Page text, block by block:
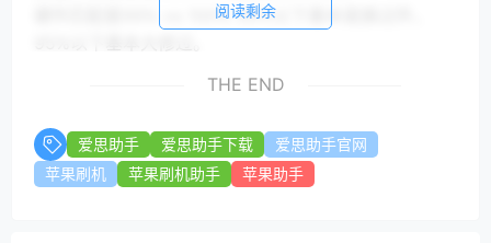
硬件匹配度99% vs 100% 99%以下基本是换过件，
板一致，不一致=换过。
主板串号是否一致 最重要！序列号和主板串号不一致=
翻新机/拼装机，果断放弃。
电池生产日期 和手机激活日期差超过3个月，电池大概
阅读剩余
THE END
爱思助手 爱思助手下载
爱思助手官网
苹果刷机
苹果刷机助手 苹果助手